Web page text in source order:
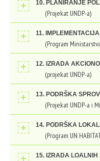
10. PLANIRANJE
(Projekat UNDP-a)
11.
(Program
12. IZRADA
(projekat UNDP-a)
13. PODRŠKA
(Projekat UNDP-a i
14. PODRŠKA
(Program UN
15. IZRADA LOALNIH